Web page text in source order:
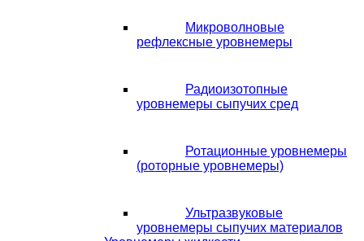
Микроволновые
рефлексные уровнемеры
Радиоизотопные
уровнемеры сыпучих сред
Ротационные уровнемеры
(роторные уровнемеры)
Ультразвуковые
уровнемеры сыпучих материалов